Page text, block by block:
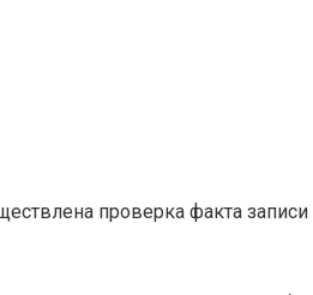
проверка факта записи